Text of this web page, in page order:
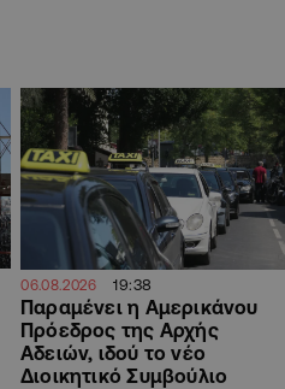
06.08.2026 19:38
Παραμένει η Αμερικάνου
Πρόεδρος της Αρχής
Αδειών, ιδού το νέο
Διοικητικό Συμβούλιο